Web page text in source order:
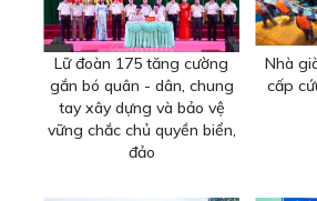
Lữ đoàn 175 tăng cường
gắn bó quân - dân, chung
tay xây dựng và bảo vệ
vững chắc chủ quyền biển,
đảo
Nhà
cấp